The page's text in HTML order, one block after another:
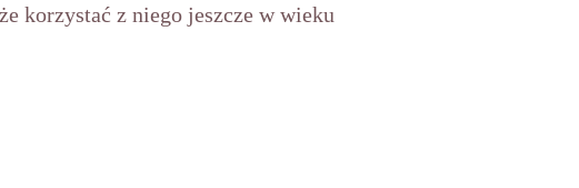
korzystać z niego jeszcze w wieku